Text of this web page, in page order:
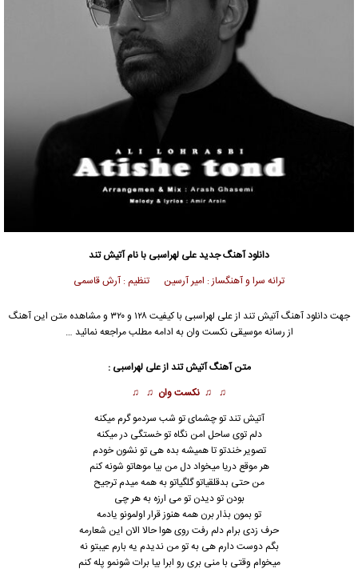
دانلود آهنگ جدیدعلی لهراسبی با نام آتیش تند
ترانه سرا و آهنگساز : امیر آرسین تنظیم : آرش قاسمی
جهت دانلود آهنگ آتیش تند ازعلی لهراسبی
با کیفیت ۱۲۸ و ۳۲۰ و مشاهده متن این آهنگ
از رسانه موسیقی نکست وان به ادامه مطلب مراجعه نمائید …
متن آهنگ آتیش تند ازعلی لهراسبی :
♫ ♫ نکست وان ♫ ♫
آتیش تند تو چشمای تو شب سردمو گرم میکنه
دلم توی ساحل امن نگاه تو خستگی در میکنه
تصویر خندتو تا همیشه بده هی تو نشون خودم
هر موقع دریا میخواد دل من بیا موهاتو شونه کنم
من حتی بدقلقیاتو گلگیاتو به همه میدم ترجیح
بودن تو دیدن تو می ارزه به هر چی
تو بمون بذار برن همه هنوز قرار اولمونو یادمه
حرف زدی برام دلم رفت روی هوا حالا الان این شعارمه
بگم دوست دارم هی به تو من ندیدم یه بارم عیبتو نه
میخوام وقتی با منی بری رو ابرا بیا برات شونمو پله کنم